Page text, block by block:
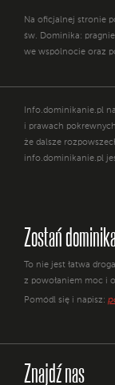
Na oficjalnej stronie
św. Dominika:
we wspólnocie oraz
Info.dominikanie.pl
i prawach
że dalsze
info.dominikanie.pl
Zostań
To nie jest łatwa
z powołaniem moc i
Pomódl się i napisz:
Znajdź nas